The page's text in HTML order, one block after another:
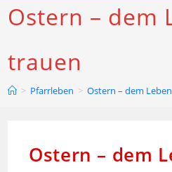
Ostern – dem
trauen
> Pfarrleben > Ostern – dem
Ostern – dem